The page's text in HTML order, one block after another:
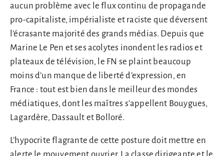
aucun problème avec le flux continu de propagande
pro-capitaliste, impérialiste et raciste que déversent
l’écrasante majorité des grands médias. Depuis que
Marine Le Pen et ses acolytes inondent les radios et
plateaux de télévision, le FN se plaint beaucoup
moins d’un manque de liberté d’expression, en
France : tout est bien dans le meilleur des mondes
médiatiques, dont les maîtres s’appellent Bouygues,
Lagardère, Dassault et Bolloré.
L’hypocrite flagrante de cette posture doit mettre en